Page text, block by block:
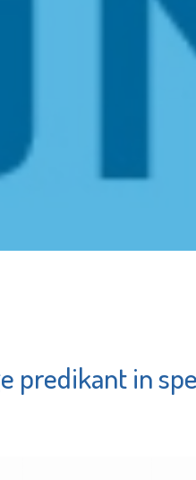
predikant in spe